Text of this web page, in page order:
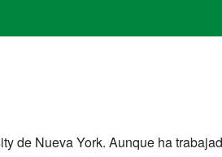
de Nueva York. Aunque ha